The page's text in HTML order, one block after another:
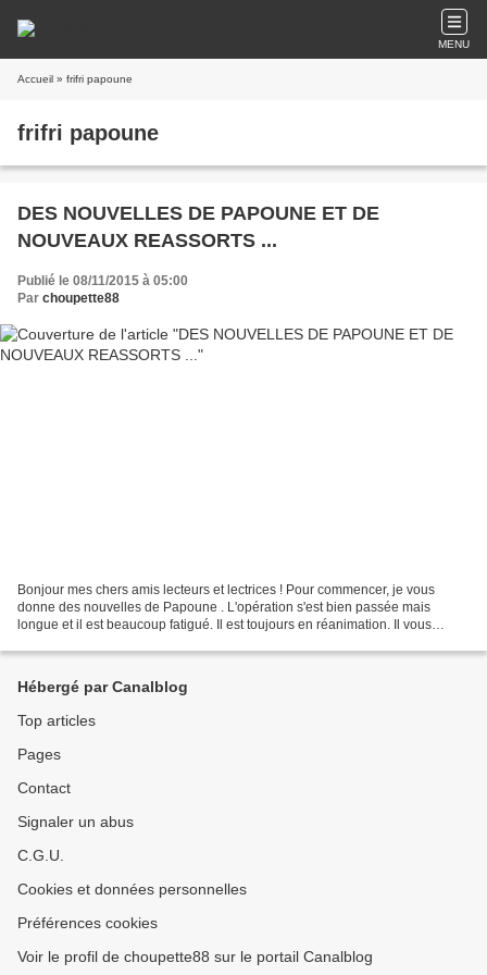
MENU
Accueil » frifri papoune
frifri papoune
DES NOUVELLES DE PAPOUNE ET DE
NOUVEAUX REASSORTS ...
Publié le 08/11/2015 à 05:00
Par choupette88
Bonjour mes chers amis lecteurs et lectrices ! Pour commencer, je vous
donne des nouvelles de Papoune . L'opération s'est bien passée mais
longue et il est beaucoup fatigué. Il est toujours en réanimation. Il vous
Hébergé par Canalblog
Top articles
Pages
Contact
Signaler un abus
C.G.U.
Cookies et données personnelles
Préférences cookies
Voir le profil de choupette88 sur le portail Canalblog